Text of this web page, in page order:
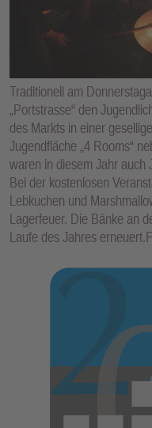
Traditionell am
„Portstrasse“ den
des Markts in einer
Jugendfläche „4 Rooms“
waren in diesem Jahr auch
Bei der kostenlosen
Lebkuchen und
Lagerfeuer. Die Bänke an
Laufe des Jahres
N